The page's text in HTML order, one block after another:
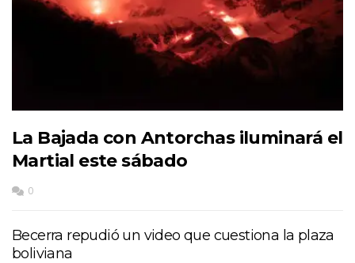
La Bajada con Antorchas iluminará el
Martial este sábado
0
Becerra repudió un video que cuestiona la plaza
boliviana